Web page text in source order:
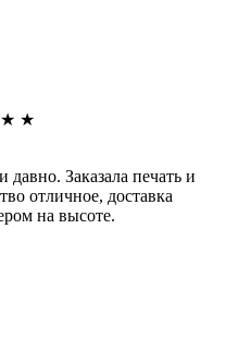
★ ★
Заказала печать и
отличное, доставка
на высоте.